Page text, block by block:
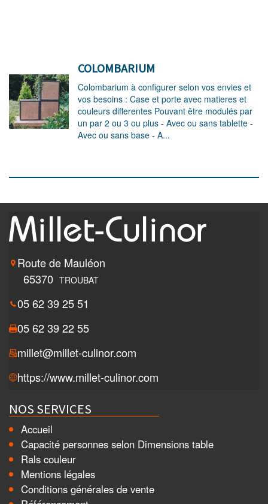
COLOMBARIUM
Colombarium à configurer selon vos envies et
vos besoins : Case et porte avec matieres et
couleurs differentes Pouvant être modulés par
un par 2 ou 3 ou plus - Avec ou sans tablette -
Avec ou sans base - A...
Route de Mauléon
65370 TROUBAT
05 62 39 25 51
05 62 39 22 55
millet@millet-culinor.com
https://www.millet-culinor.com
NOS SERVICES
Accueil
Capacité personnes selon Dimensions table
Rals couleur
Mentions légales
Conditions générales de vente